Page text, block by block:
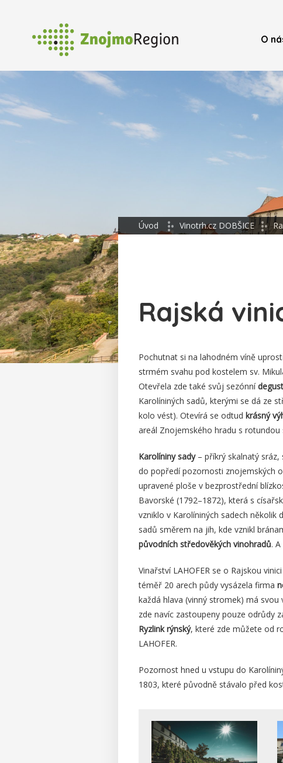
O
Úvod Vinotrh.cz DOBŠICE
Rajská
Pochutnat si na lahodném víně
strmém svahu pod kostelem sv.
Otevřela zde také svůj sezónní
Karolíniných sadů, kterými se dá ze
kolo vést). Otevírá se odtud krásný
areál Znojemského hradu s
Karolíniny sady– příkrý skalnatý sráz,
do popředí pozornosti znojemských
upravené ploše v bezprostřední
Bavorské (1792–1872), která s
vzniklo v Karolíniných sadech několik
sadů směrem na jih, kde vznikl
původních středověkých vinohradů.
Vinařství LAHOFER se o Rajskou
téměř 20 arech půdy vysázela firma
každá hlava (vinný stromek) má
zde navíc zastoupeny pouze odrůdy
Ryzlink rýnský, které zde můžete od
LAHOFER.
Pozornost hned u vstupu do
1803, které původně stávalo před